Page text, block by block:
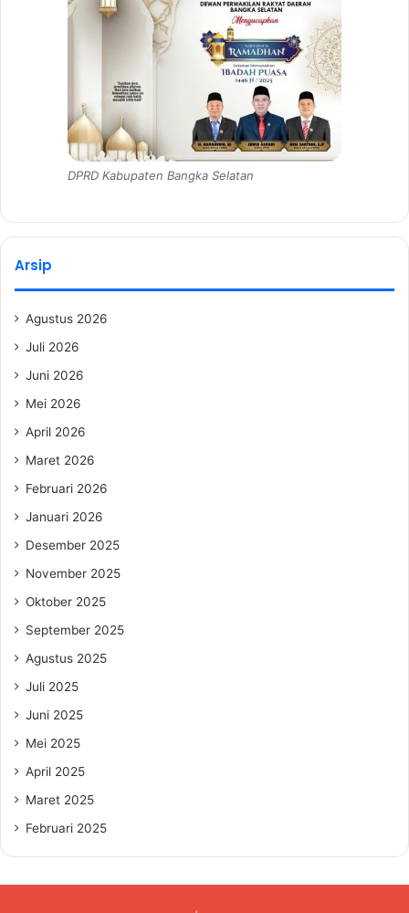
DPRD Kabupaten Bangka Selatan
Arsip
Agustus 2026
Juli 2026
Juni 2026
Mei 2026
April 2026
Maret 2026
Februari 2026
Januari 2026
Desember 2025
November 2025
Oktober 2025
September 2025
Agustus 2025
Juli 2025
Juni 2025
Mei 2025
April 2025
Maret 2025
Februari 2025